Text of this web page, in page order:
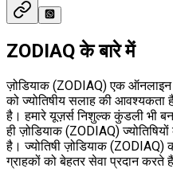
ZODIAQ के बारे में
ज़ोडियाक (ZODIAQ) एक ऑनलाइन
को ज्योतिषीय सलाह की आवश्यकता
है। हमारे यूज़र्स निशुल्क कुंडली भी
ही ज़ोडियाक (ZODIAQ)
है। ज्योतिषी ज़ोडियाक (ZODIAQ)
ग्राहकों को बेहतर सेवा प्रदान करते